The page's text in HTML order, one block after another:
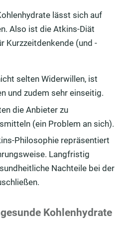
lässt sich auf
Also ist die Atkins-Diät
Kurzzeitdenkende (und -
selten Widerwillen, ist
und zudem sehr einseitig.
die Anbieter zu
(ein Problem an sich).
Philosophie repräsentiert
Langfristig
Nachteile bei der
Kohlenhydrate